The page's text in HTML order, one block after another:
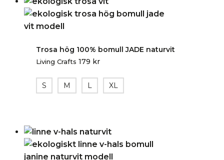
Trosa hög 100% bomull JADE naturvit
Living Crafts 179 kr
S M L XL